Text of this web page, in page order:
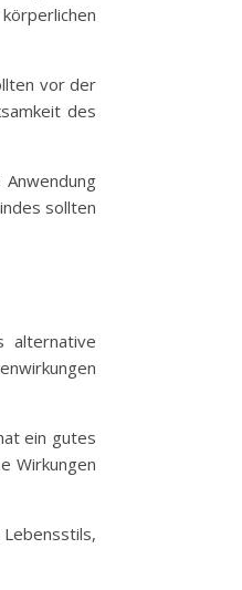
vor der
des
sollten
alternative
ein gutes
Wirkungen